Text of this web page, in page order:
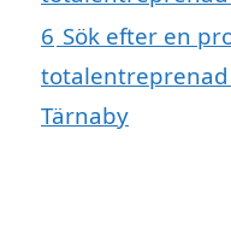
6 Sök efter en
Tärnaby